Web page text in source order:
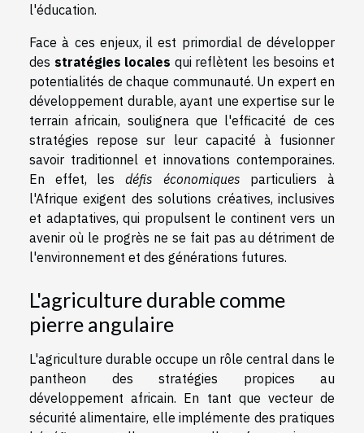
l'éducation.
Face à ces enjeux, il est primordial de développer
des stratégies locales qui reflètent les besoins et
potentialités de chaque communauté. Un expert en
développement durable, ayant une expertise sur le
terrain africain, soulignera que l'efficacité de ces
stratégies repose sur leur capacité à fusionner
savoir traditionnel et innovations contemporaines.
En effet, les défis économiques particuliers à
l'Afrique exigent des solutions créatives, inclusives
et adaptatives, qui propulsent le continent vers un
avenir où le progrès ne se fait pas au détriment de
l'environnement et des générations futures.
L'agriculture durable comme
pierre angulaire
L'agriculture durable occupe un rôle central dans le
pantheon des stratégies propices au
développement africain. En tant que vecteur de
sécurité alimentaire, elle implémente des pratiques